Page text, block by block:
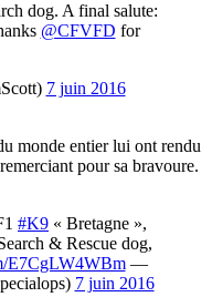
dog. A final salute:
@CFVFD for
7 juin 2016
monde entier lui ont rendu
pour sa bravoure.
#K9 « Bretagne »,
& Rescue dog,
E7CgLW4WBm—
7 juin 2016